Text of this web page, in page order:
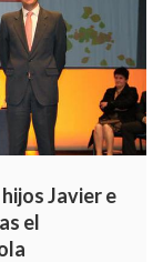
Javier e
el